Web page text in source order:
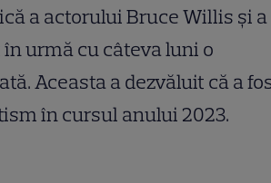
a actorului Bruce Willis și
urmă cu câteva luni o
Aceasta a dezvăluit că a
în cursul anului 2023.